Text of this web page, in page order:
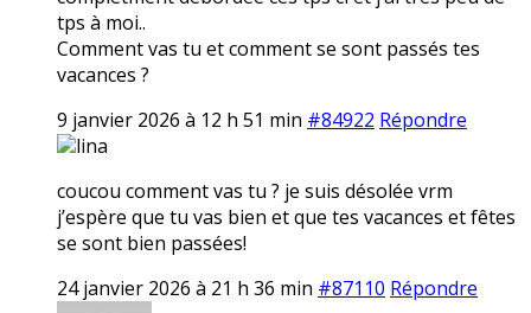
tps à moi..
Comment vas tu et comment se sont passés tes
vacances ?
9 janvier 2026 à 12 h 51 min #84922 Répondre
lina
coucou comment vas tu ? je suis désolée vrm
j’espère que tu vas bien et que tes vacances et fêtes
se sont bien passées!
24 janvier 2026 à 21 h 36 min #87110 Répondre